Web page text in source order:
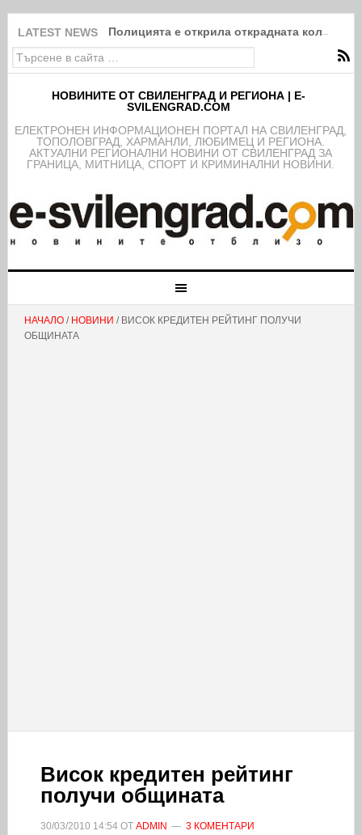
LATEST NEWS Полицията е открила открадната кола на
НОВИНИТЕ ОТ СВИЛЕНГРАД И РЕГИОНА | E-
SVILENGRAD.COM
EЛЕКТРОНЕН ИНФОРМАЦИОНЕН ПОРТАЛ НА СВИЛЕНГРАД,
ТОПОЛОВГРАД, ХАРМАНЛИ, ЛЮБИМЕЦ И РЕГИОНА.
АКТУАЛНИ РЕГИОНАЛНИ НОВИНИ ОТ СВИЛЕНГРАД ЗА
ГРАНИЦА, МИТНИЦА, СПОРТ И КРИМИНАЛНИ НОВИНИ.
НАЧАЛО/ НОВИНИ / ВИСОК КРЕДИТЕН РЕЙТИНГ ПОЛУЧИ
ОБЩИНАТА
Висок кредитен рейтинг
получи общината
30/03/2010 14:54ОТ ADMIN 3 КОМЕНТАРИ